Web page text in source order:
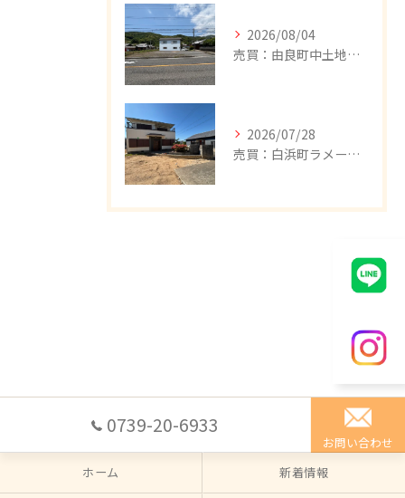
2026/08/04
売買：由良町中土地、値下げしました。
2026/07/28
売買：白浜町ラメール戸建②、値下げしました。
0739-20-6933
お問い合わせ
ホーム
新着情報